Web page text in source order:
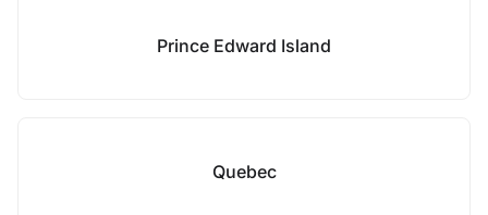
Prince Edward Island
Quebec